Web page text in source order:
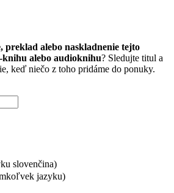
preklad alebo naskladnenie tejto
knihu alebo audioknihu? Sledujte titul a
keď niečo z toho pridáme do ponuky.
slovenčina)
jazyku)